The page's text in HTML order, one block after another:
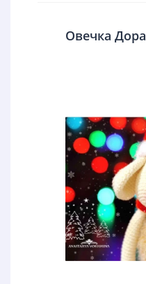
Овечка Дора